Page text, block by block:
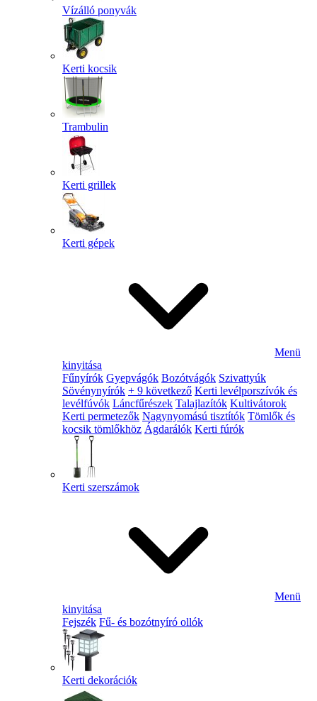
Vízálló ponyvák
Kerti kocsik
Trambulin
Kerti grillek
Kerti gépek
Menü
kinyitása
Fűnyírók Gyepvágók Bozótvágók Szivattyúk
Sövénynyírók + 9 következő Kerti levélporszívók és
levélfúvók Láncfűrészek Talajlazítók Kultivátorok
Kerti permetezők Nagynyomású tisztítók Tömlők és
kocsik tömlőkhöz Ágdarálók Kerti fúrók
Kerti szerszámok
Menü
kinyitása
Fejszék Fű- és bozótnyíró ollók
Kerti dekorációk